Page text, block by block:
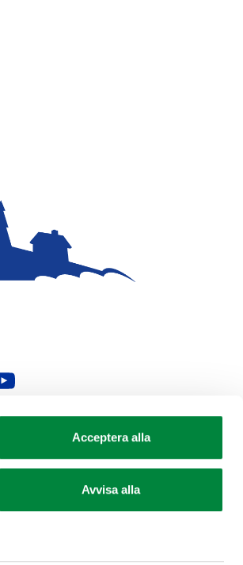
Acceptera alla
Avvisa alla